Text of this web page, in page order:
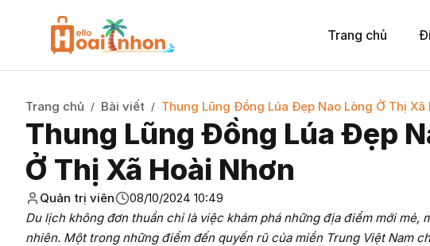
Trang chủ
Trang chủ / Bài viết / Thung Lũng Đồng Lúa Đẹp Nao Lòng Ở Thị Xã
Thung Lũng Đồng Lúa Đẹp
Ở Thị Xã Hoài Nhơn
Quản trị viên
08/10/2024 10:49
Du lịch không đơn thuần chỉ là việc khám phá những địa điểm mới mẻ,
nhiên. Một trong những điểm đến quyến rũ của miền Trung Việt Nam